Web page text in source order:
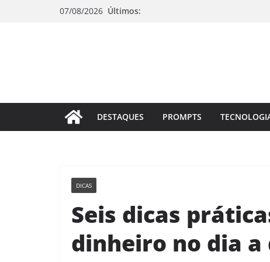
07/08/2026 Últimos:
DESTAQUES PROMPTS
DICAS
Seis dicas
dinheiro no dia a